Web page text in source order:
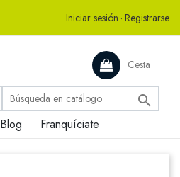
Iniciar sesión · Registrarse
Cesta

Blog Franquíciate